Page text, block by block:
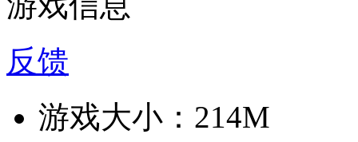
反馈
游戏大小： 214M